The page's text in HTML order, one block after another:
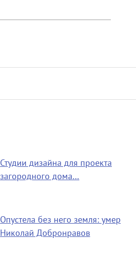
Студии дизайна для проекта
загородного дома…
Опустела без него земля: умер
Николай Добронравов